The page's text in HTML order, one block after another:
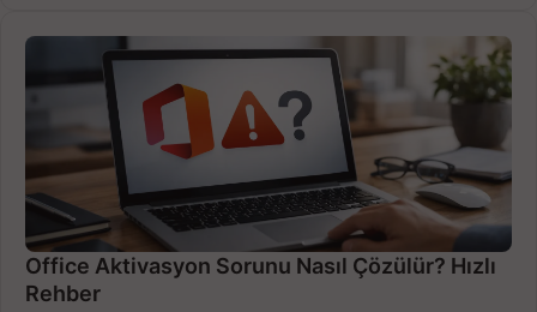
Office Aktivasyon Sorunu Nasıl Çözülür? Hızlı
Rehber